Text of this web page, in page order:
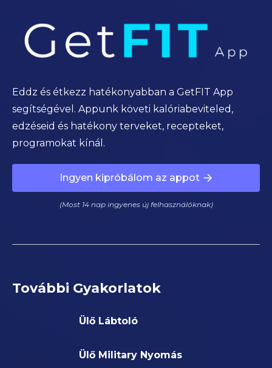
Eddz és étkezz hatékonyabban a GetFIT App
segítségével. Appunk követi kalóriabeviteled,
edzéseid és hatékony terveket, recepteket,
programokat kínál.
Ingyen kipróbálom az appot
(Most 14 nap ingyenes új felhasználóknak)
További Gyakorlatok
Ülő Lábtoló
Ülő Military Nyomás